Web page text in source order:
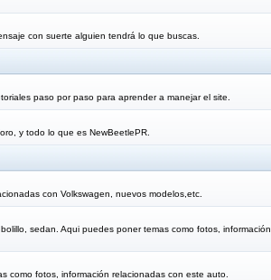
con suerte alguien tendrá lo que buscas.
paso por paso para aprender a manejar el site.
y todo lo que es NewBeetlePR.
con Volkswagen, nuevos modelos,etc.
sedan. Aqui puedes poner temas como fotos, información
como fotos, información relacionadas con este auto.